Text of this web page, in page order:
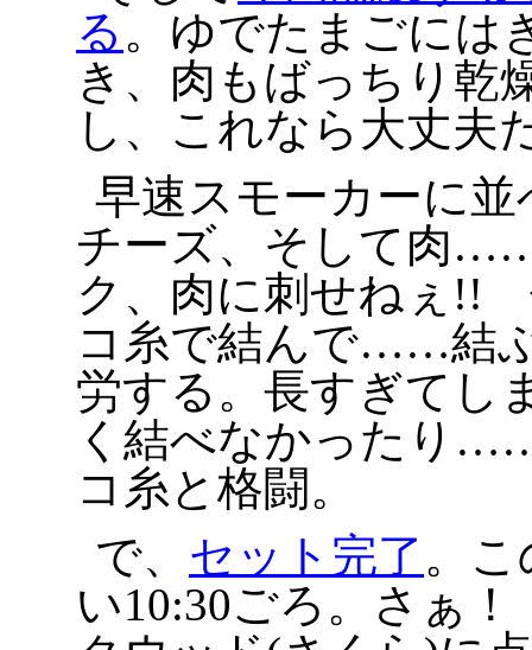
る 。ゆでたまごには
き、肉もばっちり乾
し、これなら大丈夫
早速スモーカーに
チーズ、そして肉
ク、肉に刺せねぇ!!
コ糸で結んで……結
労する。長すぎてし
く結べなかったり
コ糸と格闘。
で、 セット完了 。
い10:30ごろ。さぁ